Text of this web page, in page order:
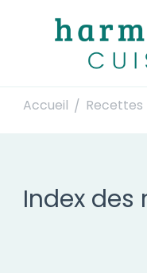
Harmonie
Accueil / Recettes
Index des